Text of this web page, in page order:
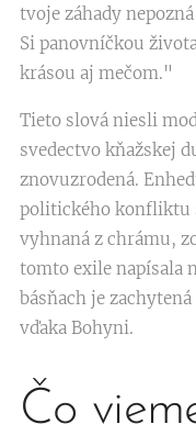
tvoje záhady
Si panovníčkou
krásou aj mečom."
Tieto slová niesli
svedectvo kňažskej
znovuzrodená.
politického konfliktu
vyhnaná z chrámu,
tomto exile napísala
básňach je
vďaka Bohyni.
Čo